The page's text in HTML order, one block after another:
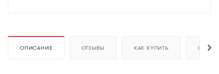
ОПИСАНИЕ ОТЗЫВЫ КАК КУПИТЬ ОПЛАТА